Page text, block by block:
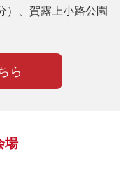
）、賀露上小路公園
ら
場